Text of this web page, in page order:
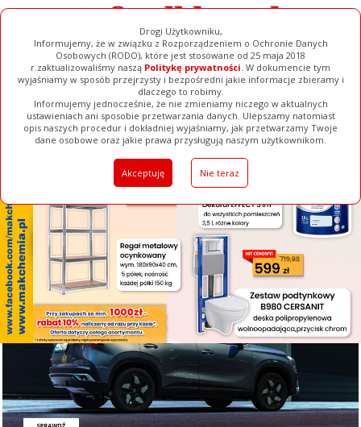
Drogi Użytkowniku,
Informujemy, że w związku z Rozporządzeniem o Ochronie Danych
Osobowych (RODO), które jest stosowane od 25 maja 2018
r.zaktualizowaliśmy naszą Politykę prywatności. W dokumencie tym
wyjaśniamy w sposób przejrzysty i bezpośredni jakie informacje zbieramy i
dlaczego to robimy.
Informujemy jednocześnie, że nie zmieniamy niczego w aktualnych
ustawieniach ani sposobie przetwarzania danych. Ulepszamy natomiast
opis naszych procedur i dokładniej wyjaśniamy, jak przetwarzamy Twoje
dane osobowe oraz jakie prawa przysługują naszym użytkownikom.
Akceptuję Nie teraz
[ ZAMKNIJ ]
Ogłoszenia Filmy Galerie Baza Firm Pełna Wersja